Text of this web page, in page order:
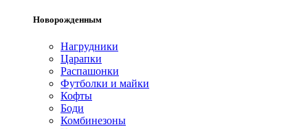
Новорожденным
Нагрудники
Царапки
Распашонки
Футболки и майки
Кофты
Боди
Комбинезоны